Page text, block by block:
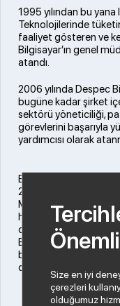
1995 yılından bu yana
Teknolojilerinde
faaliyet gösteren ve
Bilgisayar’ın genel
atandı.
2006 yılında Despec
bugüne kadar şirket
sektörü yöneticiliği,
görevlerini başarıyla
yardımcısı olarak
Emrah Küçükgirgin
2000 yılında İstanbul
Mühendisliği
hayatına 2004 yılında
olarak başlamıştır.
Emrah Küçükgirgin,
babasıdır. Aktif
düzenli olarak maraton
Size en iyi
çerezleri
olduğumuz